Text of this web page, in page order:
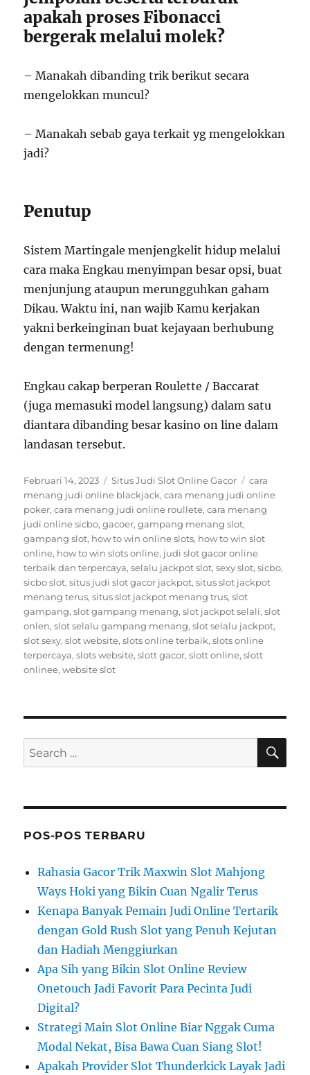
apakah proses Fibonacci
bergerak melalui molek?
– Manakah dibanding trik berikut secara
mengelokkan muncul?
– Manakah sebab gaya terkait yg mengelokkan
jadi?
Penutup
Sistem Martingale menjengkelit hidup melalui
cara maka Engkau menyimpan besar opsi, buat
menjunjung ataupun merungguhkan gaham
Dikau. Waktu ini, nan wajib Kamu kerjakan
yakni berkeinginan buat kejayaan berhubung
dengan termenung!
Engkau cakap berperan Roulette / Baccarat
(juga memasuki model langsung) dalam satu
diantara dibanding besar kasino on line dalam
landasan tersebut.
Posted
on
Februari 14, 2023 Categories
Situs Judi Slot Online Gacor Tags
cara
menang judi online blackjack,cara menang judi online
poker,cara menang judi online roullete,cara menang
judi online sicbo,gacoer,gampang menang slot,
gampang slot, how to win online slots, how to win slot
online, how to win slots online, judi slot gacor online
terbaik dan terpercaya,selalu jackpot slot,sexy slot,sicbo,
sicbo slot,situs judi slot gacor jackpot,situs slot jackpot
menang terus,situs slot jackpot menang trus,slot
gampang,slot gampang menang,slot jackpot selali,slot
onlen,slot selalu gampang menang,slot selalu jackpot,
slot sexy,slot website,slots online terbaik,slots online
terpercaya,slots website,slott gacor,slott online,slott
onlinee,website slot
Search
for:
POS-POS TERBARU
Rahasia Gacor Trik Maxwin Slot Mahjong
Ways Hoki yang Bikin Cuan Ngalir Terus
Kenapa Banyak Pemain Judi Online Tertarik
dengan Gold Rush Slot yang Penuh Kejutan
dan Hadiah Menggiurkan
Apa Sih yang Bikin Slot Online Review
Onetouch Jadi Favorit Para Pecinta Judi
Digital?
Strategi Main Slot Online Biar Nggak Cuma
Modal Nekat, Bisa Bawa Cuan Siang Slot!
Apakah Provider Slot Thunderkick Layak Jadi